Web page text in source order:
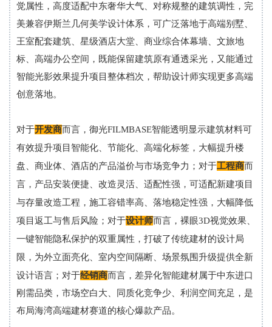
觉属性，高度适配中东奢华大气、对称规整的建筑调性，完
美兼容伊斯兰几何美学设计体系，可广泛落地于高端别墅、
王室配套建筑、星级酒店大堂、商业综合体幕墙、文旅地
标、高端办公空间，既能保留建筑原有通透采光，又能通过
智能光影效果提升项目整体档次，帮助设计师实现更多高端
创意落地。
对于开发商而言，御光FILMBASE智能透明显示建筑材料可
有效提升项目智能化、节能化、高端化标签，大幅提升楼
盘、商业体、酒店的产品溢价与市场竞争力；对于工程商而
言，产品安装便捷、改造灵活、适配性强，可适配新建项目
与存量改造工程，施工容错率高、落地稳定性强，大幅降低
项目返工与售后风险；对于设计师而言，裸眼3D视觉效果、
一键智能隐私保护的双重属性，打破了传统建材的设计局
限，为外立面亮化、室内空间隔断、场景氛围升级提供全新
设计语言；对于经销商而言， 差异化智能建材属于中东进口
刚需品类，市场空白大、同质化竞争少、利润空间充足，是
布局海湾高端建材赛道的核心爆款产品。